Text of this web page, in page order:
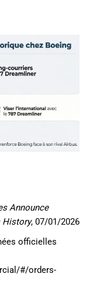
Announce
History, 07/01/2026
officielles
#/orders-